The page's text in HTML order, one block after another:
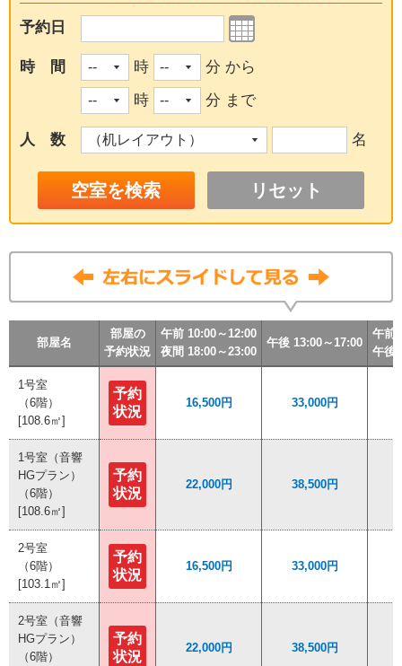
予約日
時 間 時
分 から
時
分 まで
人 数 名
リセット
部屋名
部屋の
予約状況
午前 10:00～12:00
夜間 18:00～23:00
午後 13:00～17:00
午前
午後
部屋名
部屋の
予約状況
午前 10:00～12:00
夜間 18:00～23:00
午後 13:00～17:00
午前
午後
部屋名
部屋の
予約状況
午前 10:00～12:00
夜間 18:00～23:00
午後 13:00～17:00
午前
午後
1号室
（6階）
[108.6㎡]
予約
状況
16,500円 33,000円
1号室（音響
HGプラン）
（6階）
[108.6㎡]
予約
状況
22,000円 38,500円
2号室
（6階）
[103.1㎡]
予約
状況
16,500円 33,000円
2号室（音響
HGプラン）
（6階）
予約
状況
22,000円 38,500円
部屋名
部屋の
予約状況
午前 10:00～12:00
夜間 18:00～23:00
午後 13:00～17:00
午前
午後
1号室
（6階）
[108.6㎡]
予約
状況
16,500円 33,000円
1号室（音響
HGプラン）
（6階）
[108.6㎡]
予約
状況
22,000円 38,500円
2号室
（6階）
[103.1㎡]
予約
状況
16,500円 33,000円
2号室（音響
HGプラン）
（6階）
予約
状況
22,000円 38,500円